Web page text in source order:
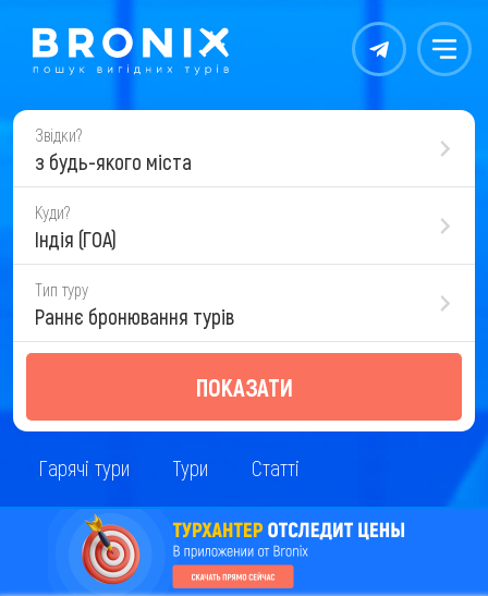
Контакты Меню
Звідки?
з будь-якого міста
Куди?
Індія (ГОА)
Тип туру
Раннє бронювання турів
ПОКАЗАТИ
Гарячі тури Тури Статті